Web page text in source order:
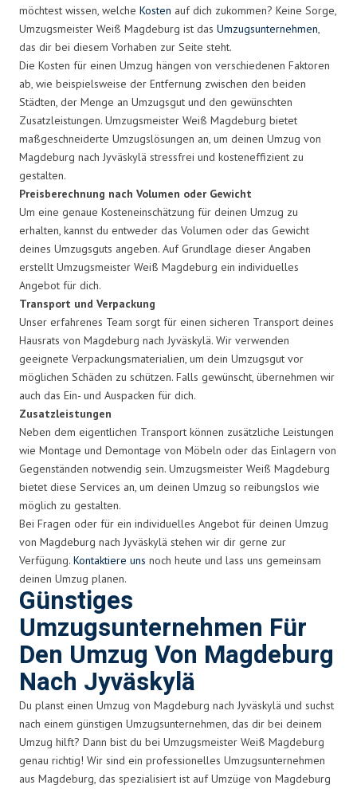
möchtest wissen, welche Kosten auf dich zukommen? Keine Sorge,
Umzugsmeister Weiß Magdeburg ist das Umzugsunternehmen,
das dir bei diesem Vorhaben zur Seite steht.
Die Kosten für einen Umzug hängen von verschiedenen Faktoren
ab, wie beispielsweise der Entfernung zwischen den beiden
Städten, der Menge an Umzugsgut und den gewünschten
Zusatzleistungen. Umzugsmeister Weiß Magdeburg bietet
maßgeschneiderte Umzugslösungen an, um deinen Umzug von
Magdeburg nach Jyväskylä stressfrei und kosteneffizient zu
gestalten.
Preisberechnung nach Volumen oder Gewicht
Um eine genaue Kosteneinschätzung für deinen Umzug zu
erhalten, kannst du entweder das Volumen oder das Gewicht
deines Umzugsguts angeben. Auf Grundlage dieser Angaben
erstellt Umzugsmeister Weiß Magdeburg ein individuelles
Angebot für dich.
Transport und Verpackung
Unser erfahrenes Team sorgt für einen sicheren Transport deines
Hausrats von Magdeburg nach Jyväskylä. Wir verwenden
geeignete Verpackungsmaterialien, um dein Umzugsgut vor
möglichen Schäden zu schützen. Falls gewünscht, übernehmen wir
auch das Ein- und Auspacken für dich.
Zusatzleistungen
Neben dem eigentlichen Transport können zusätzliche Leistungen
wie Montage und Demontage von Möbeln oder das Einlagern von
Gegenständen notwendig sein. Umzugsmeister Weiß Magdeburg
bietet diese Services an, um deinen Umzug so reibungslos wie
möglich zu gestalten.
Bei Fragen oder für ein individuelles Angebot für deinen Umzug
von Magdeburg nach Jyväskylä stehen wir dir gerne zur
Verfügung. Kontaktiere uns noch heute und lass uns gemeinsam
deinen Umzug planen.
Günstiges
Umzugsunternehmen Für
Den Umzug Von Magdeburg
Nach Jyväskylä
Du planst einen Umzug von Magdeburg nach Jyväskylä und suchst
nach einem günstigen Umzugsunternehmen, das dir bei deinem
Umzug hilft? Dann bist du bei Umzugsmeister Weiß Magdeburg
genau richtig! Wir sind ein professionelles Umzugsunternehmen
aus Magdeburg, das spezialisiert ist auf Umzüge von Magdeburg